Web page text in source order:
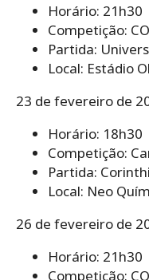
Horário: 21h30
Competição:
Partida:
Local: Estádio
23 de fevereiro de
Horário: 18h30
Competição:
Partida:
Local: Neo
26 de fevereiro de
Horário: 21h30
Competição: